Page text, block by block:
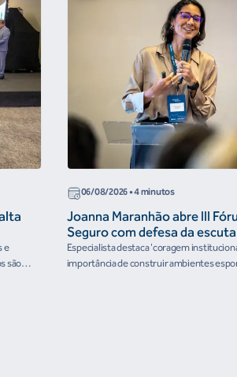
e
são
06/08/2026• 4 minutos
Joanna Maranhão abre III
Seguro com defesa da
Especialista destaca 'coragem
importância de construir ambientes